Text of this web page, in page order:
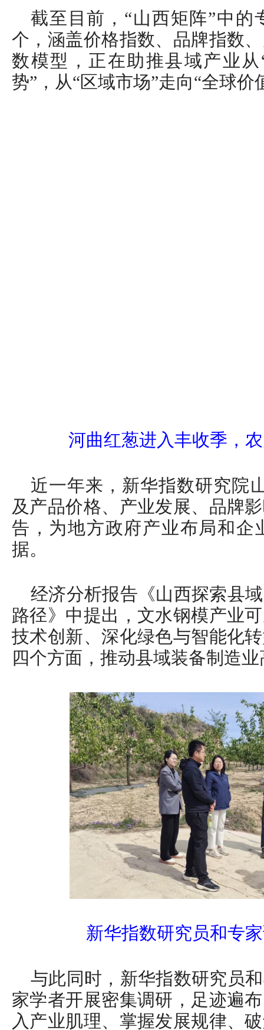
截至目前，“山西矩阵”中的
个，涵盖价格指数、品牌指数
数模型，正在助推县域产业
势”，从“区域市场”走向“全球价
河曲红葱进入丰收季，
近一年来，新华指数研究院
及产品价格、产业发展、品牌
告，为地方政府产业布局和企
据。
经济分析报告《山西探索县
路径》中提出，文水钢模产业
技术创新、深化绿色与智能化
四个方面，推动县域装备制造
新华指数研究员和专
与此同时，新华指数研究员
家学者开展密集调研，足迹遍
入产业肌理、掌握发展规律、